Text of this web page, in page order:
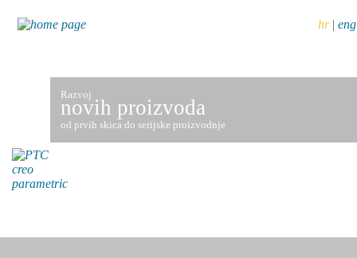
hr| eng
Razvoj
novih proizvoda
od prvih skica do serijske proizvodnje